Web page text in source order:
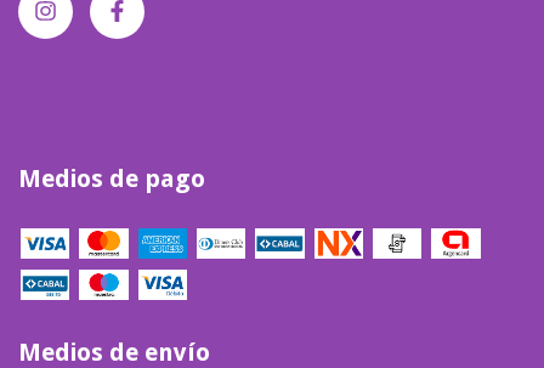
Medios de pago
Medios de envío